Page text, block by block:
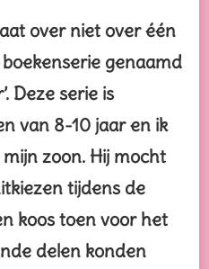
over niet over één
genaamd
Deze serie is
van 8-10 jaar en ik
zoon. Hij mocht
tijdens de
koos toen voor het
delen konden